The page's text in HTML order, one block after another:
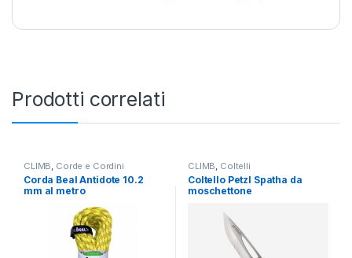
Prodotti correlati
CLIMB Corde e Cordini
Corda Beal Antidote 10.2
mm al metro
CLIMB Coltelli
Coltello Petzl Spatha da
moschettone